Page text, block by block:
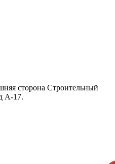
сторона Строительный
А-17.